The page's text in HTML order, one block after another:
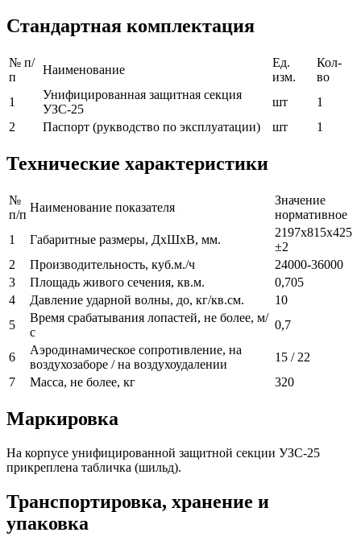
Стандартная комплектация
№ п/
п
Наименование
Ед.
изм.
Кол-
во
1
Унифицированная защитная секция
УЗС-25
шт
1
2
Паспорт (рукводство по эксплуатации) шт 1
Технические характеристики
№
п/п
Наименование показателя
Значение
нормативное
1
Габаритные размеры, ДхШхВ, мм.
2197х815х425
±2
2
Производительность, куб.м./ч
24000-36000
3
Площадь живого сечения, кв.м.
0,705
4
Давление ударной волны, до, кг/кв.см.
10
5
Время срабатывания лопастей, не более, м/
с
0,7
6
Аэродинамическое сопротивление, на
воздухозаборе / на воздухоудалении
15 / 22
7
Масса, не более, кг 320
Маркировка
На корпусе унифицированной защитной секции УЗС-25
прикреплена табличка (шильд).
Транспортировка, хранение и
упаковка